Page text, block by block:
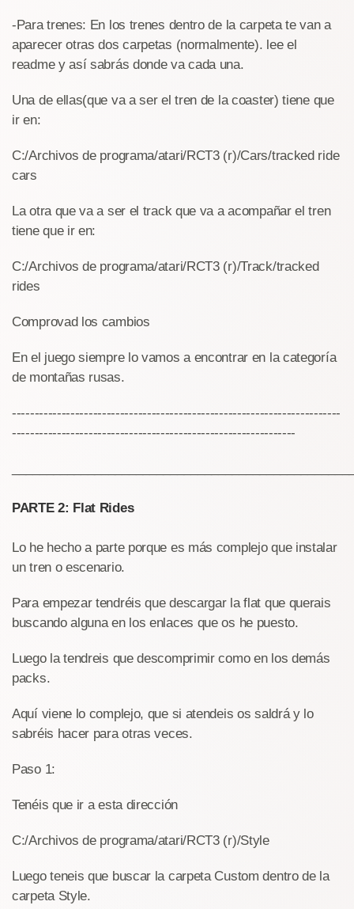
-Para trenes: En los trenes dentro de la carpeta te van a
aparecer otras dos carpetas (normalmente). lee el
readme y así sabrás donde va cada una.
Una de ellas(que va a ser el tren de la coaster) tiene que
ir en:
C:/Archivos de programa/atari/RCT3 (r)/Cars/tracked ride
cars
La otra que va a ser el track que va a acompañar el tren
tiene que ir en:
C:/Archivos de programa/atari/RCT3 (r)/Track/tracked
rides
Comprovad los cambios
En el juego siempre lo vamos a encontrar en la categoría
de montañas rusas.
-------------------------------------------------------------------------
---------------------------------------------------------------
PARTE 2: Flat Rides
Lo he hecho a parte porque es más complejo que instalar
un tren o escenario.
Para empezar tendréis que descargar la flat que querais
buscando alguna en los enlaces que os he puesto.
Luego la tendreis que descomprimir como en los demás
packs.
Aquí viene lo complejo, que si atendeis os saldrá y lo
sabréis hacer para otras veces.
Paso 1:
Tenéis que ir a esta dirección
C:/Archivos de programa/atari/RCT3 (r)/Style
Luego teneis que buscar la carpeta Custom dentro de la
carpeta Style.